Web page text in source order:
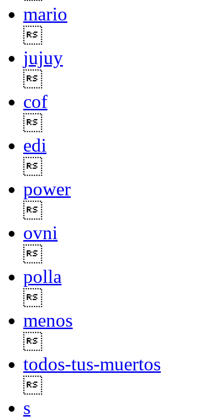
mario
jujuy
cof
edi
power
ovni
polla
menos
todos-tus-muertos
s